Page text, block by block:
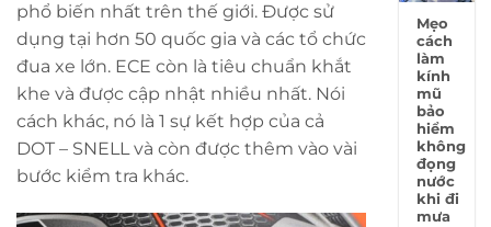
phổ biến nhất trên thế giới. Được sử
dụng tại hơn 50 quốc gia và các tổ chức
đua xe lớn. ECE còn là tiêu chuẩn khắt
khe và được cập nhật nhiều nhất. Nói
cách khác, nó là 1 sự kết hợp của cả
DOT – SNELL và còn được thêm vào vài
bước kiểm tra khác.
Mẹo
cách
làm
kính
mũ
bảo
hiểm
không
đọng
nước
khi đi
mưa